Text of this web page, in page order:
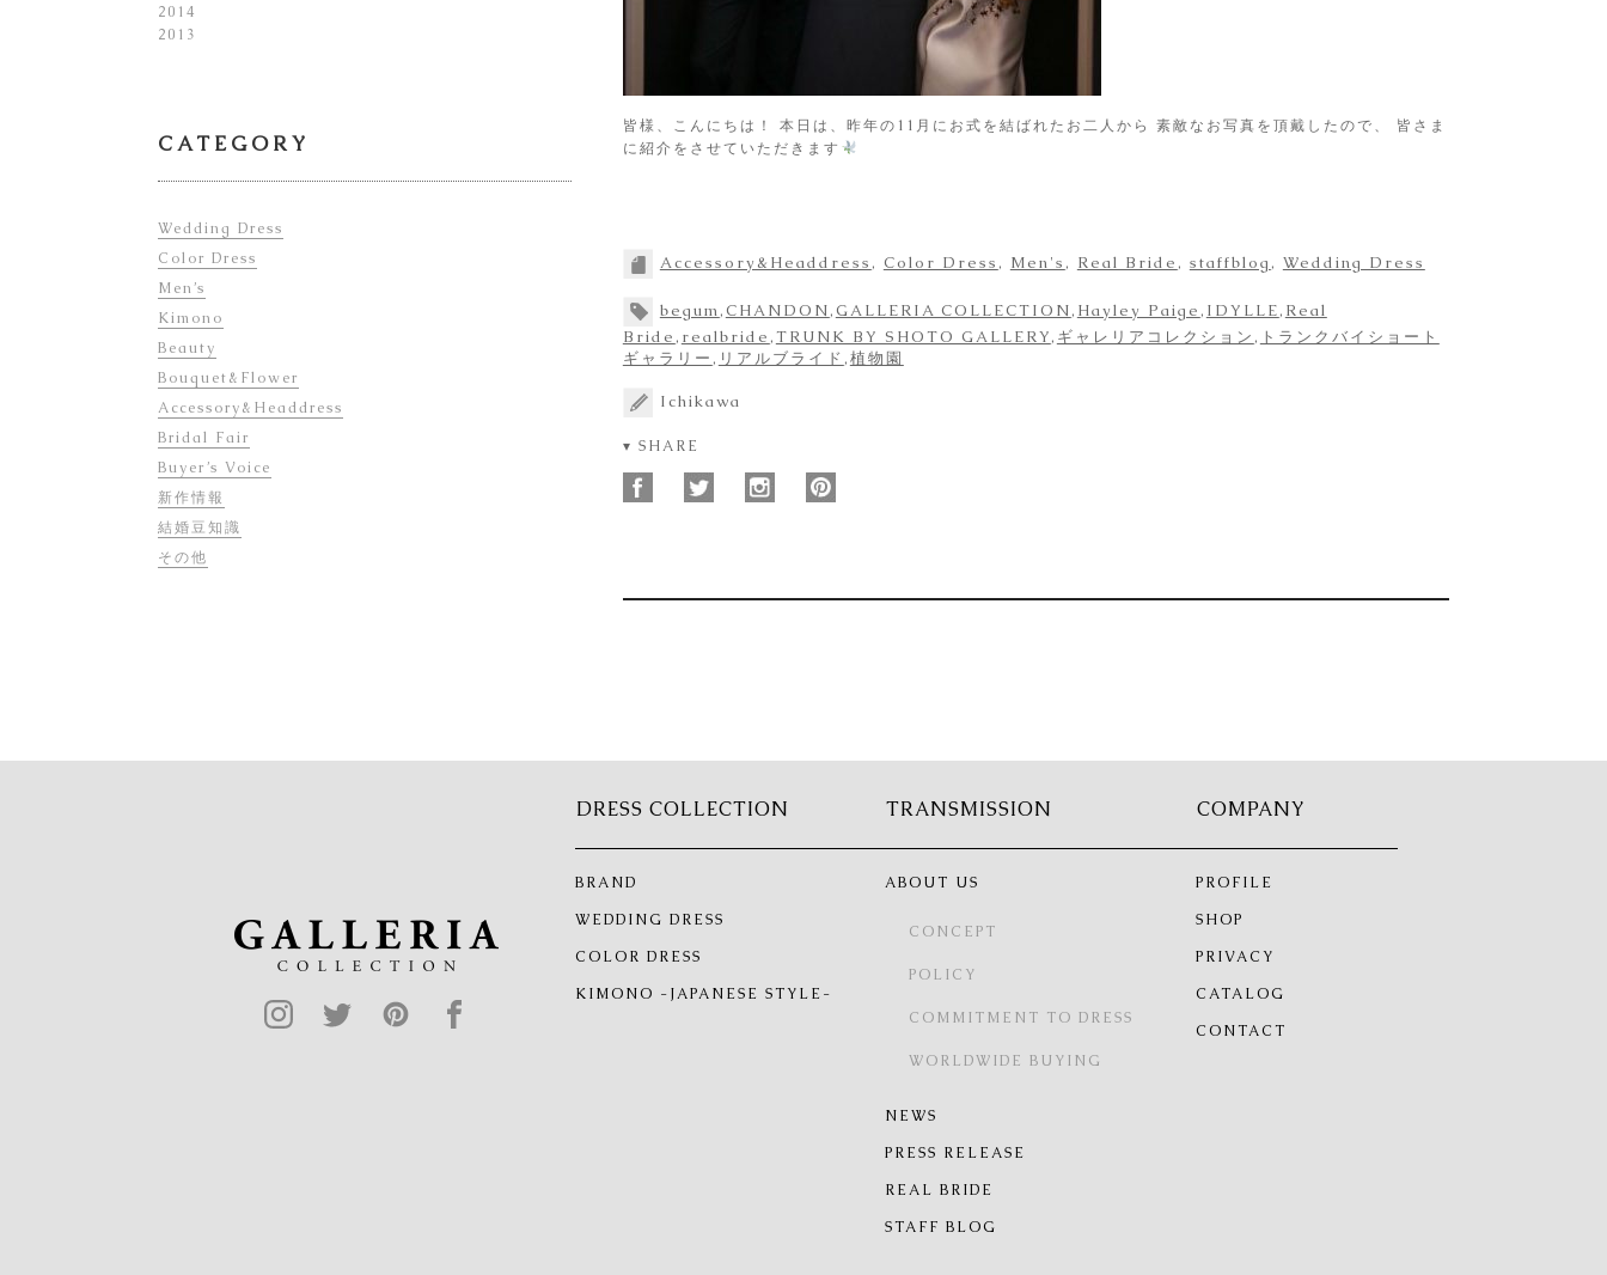
皆様、こんにちは！ 本日は、昨年の11月にお式を結ばれたお二人から 素敵なお写真を頂戴したので、 皆さま
に紹介をさせていただきます
Accessory&Headdress , Color Dress , Men's , Real Bride , staffblog , Wedding Dress
begum,CHANDON,GALLERIA COLLECTION, Hayley Paige , IDYLLE, Real
Bride , realbride ,TRUNK BY SHOTO GALLERY, ギャレリアコレクション , トランクバイショート
ギャラリー , リアルブライド ,植物園
Ichikawa
▾ SHARE
2014
2013
CATEGORY
Wedding Dress
Color Dress
Men’s
Kimono
Beauty
Bouquet&Flower
Accessory&Headdress
Bridal Fair
Buyer’s Voice
新作情報
結婚豆知識
その他
DRESS COLLECTION
BRAND
WEDDING DRESS
COLOR DRESS
KIMONO -JAPANESE STYLE-
TRANSMISSION
ABOUT US
CONCEPT
POLICY
COMMITMENT TO DRESS
WORLDWIDE BUYING
NEWS
PRESS RELEASE
REAL BRIDE
STAFF BLOG
COMPANY
PROFILE
SHOP
PRIVACY
CATALOG
CONTACT